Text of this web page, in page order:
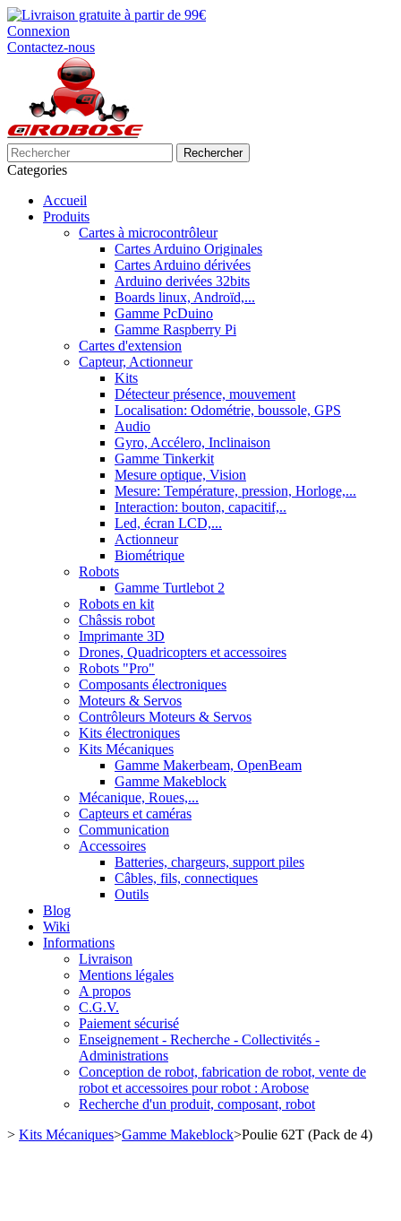
Connexion
Contactez-nous
Rechercher
Categories
Accueil
Produits
Cartes à microcontrôleur
Cartes Arduino Originales
Cartes Arduino dérivées
Arduino derivées 32bits
Boards linux, Androïd,...
Gamme PcDuino
Gamme Raspberry Pi
Cartes d'extension
Capteur, Actionneur
Kits
Détecteur présence, mouvement
Localisation: Odométrie, boussole, GPS
Audio
Gyro, Accélero, Inclinaison
Gamme Tinkerkit
Mesure optique, Vision
Mesure: Température, pression, Horloge,...
Interaction: bouton, capacitif,..
Led, écran LCD,...
Actionneur
Biométrique
Robots
Gamme Turtlebot 2
Robots en kit
Châssis robot
Imprimante 3D
Drones, Quadricopters et accessoires
Robots "Pro"
Composants électroniques
Moteurs & Servos
Contrôleurs Moteurs & Servos
Kits électroniques
Kits Mécaniques
Gamme Makerbeam, OpenBeam
Gamme Makeblock
Mécanique, Roues,...
Capteurs et caméras
Communication
Accessoires
Batteries, chargeurs, support piles
Câbles, fils, connectiques
Outils
Blog
Wiki
Informations
Livraison
Mentions légales
A propos
C.G.V.
Paiement sécurisé
Enseignement - Recherche - Collectivités -
Administrations
Conception de robot, fabrication de robot, vente de
robot et accessoires pour robot : Arobose
Recherche d'un produit, composant, robot
> Kits Mécaniques>Gamme Makeblock>Poulie 62T (Pack de 4)